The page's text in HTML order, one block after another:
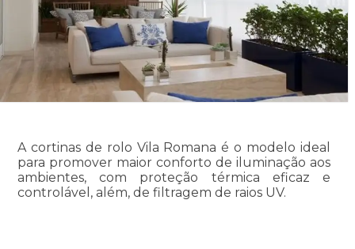
A cortinas de rolo Vila Romana é o modelo ideal
para promover maior conforto de iluminação aos
ambientes, com proteção térmica eficaz e
controlável, além, de filtragem de raios UV.